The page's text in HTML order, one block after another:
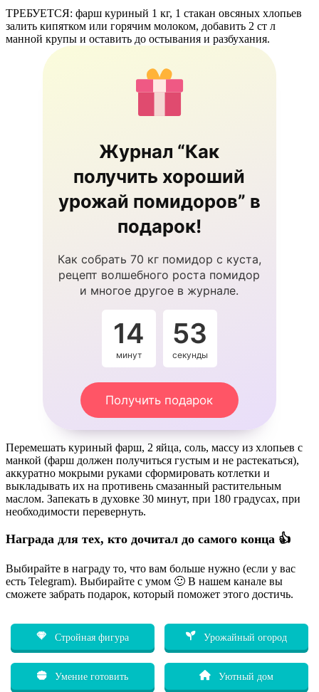
ТРЕБУЕТСЯ: фарш куриный 1 кг, 1 стакан овсяных хлопьев
залить кипятком или горячим молоком, добавить 2 ст л
манной крупы и оставить до остывания и разбухания.
Журнал “Как
получить хороший
урожай помидоров” в
подарок!
Как собрать 70 кг помидор с куста,
рецепт волшебного роста помидор
и многое другое в журнале.
14
минут
53
секунды
Получить подарок
Перемешать куриный фарш, 2 яйца, соль, массу из хлопьев с
манкой (фарш должен получиться густым и не растекаться),
аккуратно мокрыми руками сформировать котлетки и
выкладывать их на противень смазанный растительным
маслом. Запекать в духовке 30 минут, при 180 градусах, при
необходимости перевернуть.
Награда для тех, кто дочитал до самого конца 👍
Выбирайте в награду то, что вам больше нужно (если у вас
есть Telegram). Выбирайте с умом 🙂 В нашем канале вы
сможете забрать подарок, который поможет этого достичь.
Стройная фигура Урожайный огород
Умение готовить Уютный дом